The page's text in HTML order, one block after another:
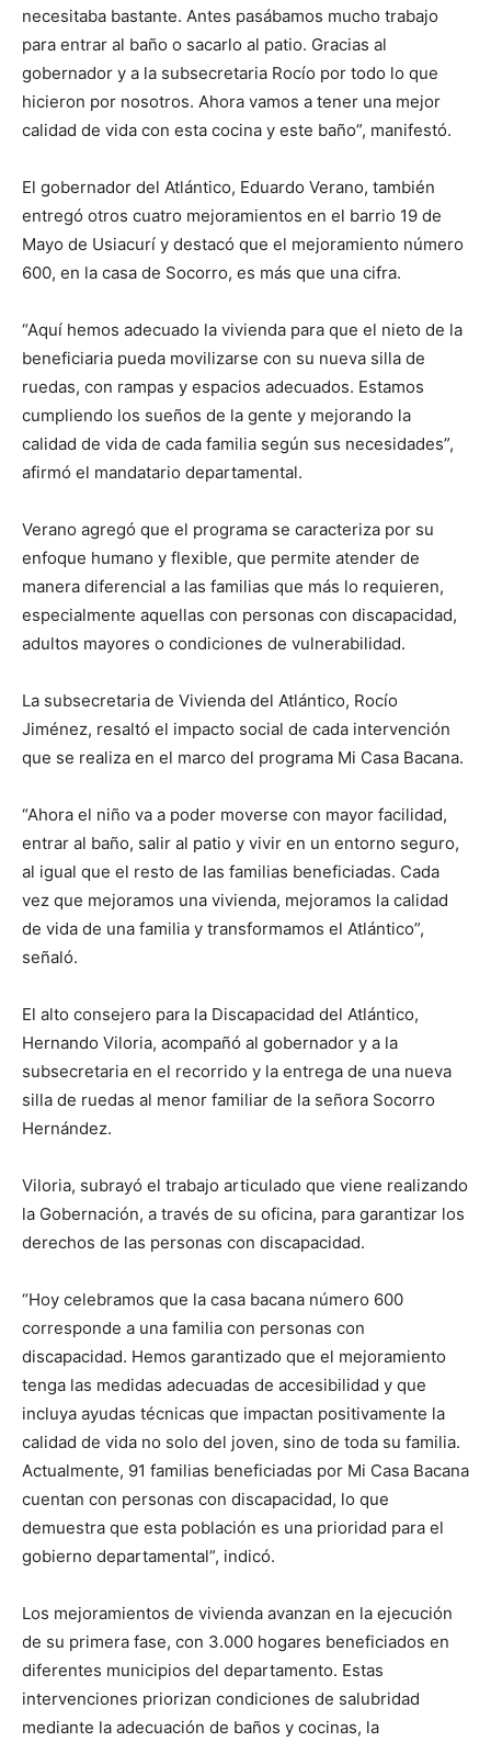
necesitaba bastante. Antes pasábamos mucho trabajo
para entrar al baño o sacarlo al patio. Gracias al
gobernador y a la subsecretaria Rocío por todo lo que
hicieron por nosotros. Ahora vamos a tener una mejor
calidad de vida con esta cocina y este baño”, manifestó.
El gobernador del Atlántico, Eduardo Verano, también
entregó otros cuatro mejoramientos en el barrio 19 de
Mayo de Usiacurí y destacó que el mejoramiento número
600, en la casa de Socorro, es más que una cifra.
“Aquí hemos adecuado la vivienda para que el nieto de la
beneficiaria pueda movilizarse con su nueva silla de
ruedas, con rampas y espacios adecuados. Estamos
cumpliendo los sueños de la gente y mejorando la
calidad de vida de cada familia según sus necesidades”,
afirmó el mandatario departamental.
Verano agregó que el programa se caracteriza por su
enfoque humano y flexible, que permite atender de
manera diferencial a las familias que más lo requieren,
especialmente aquellas con personas con discapacidad,
adultos mayores o condiciones de vulnerabilidad.
La subsecretaria de Vivienda del Atlántico, Rocío
Jiménez, resaltó el impacto social de cada intervención
que se realiza en el marco del programa Mi Casa Bacana.
“Ahora el niño va a poder moverse con mayor facilidad,
entrar al baño, salir al patio y vivir en un entorno seguro,
al igual que el resto de las familias beneficiadas. Cada
vez que mejoramos una vivienda, mejoramos la calidad
de vida de una familia y transformamos el Atlántico”,
señaló.
El alto consejero para la Discapacidad del Atlántico,
Hernando Viloria, acompañó al gobernador y a la
subsecretaria en el recorrido y la entrega de una nueva
silla de ruedas al menor familiar de la señora Socorro
Hernández.
Viloria, subrayó el trabajo articulado que viene realizando
la Gobernación, a través de su oficina, para garantizar los
derechos de las personas con discapacidad.
“Hoy celebramos que la casa bacana número 600
corresponde a una familia con personas con
discapacidad. Hemos garantizado que el mejoramiento
tenga las medidas adecuadas de accesibilidad y que
incluya ayudas técnicas que impactan positivamente la
calidad de vida no solo del joven, sino de toda su familia.
Actualmente, 91 familias beneficiadas por Mi Casa Bacana
cuentan con personas con discapacidad, lo que
demuestra que esta población es una prioridad para el
gobierno departamental”, indicó.
Los mejoramientos de vivienda avanzan en la ejecución
de su primera fase, con 3.000 hogares beneficiados en
diferentes municipios del departamento. Estas
intervenciones priorizan condiciones de salubridad
mediante la adecuación de baños y cocinas, la